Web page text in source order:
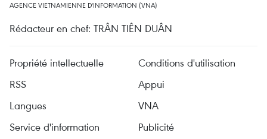
AGENCE VIETNAMIENNE D'INFORMATION (VNA)
Rédacteur en chef: TRÂN TIÊN DUÂN
Propriété intellectuelle
Conditions d'utilisation
RSS
Appui
Langues
VNA
Service d'information
Publicité